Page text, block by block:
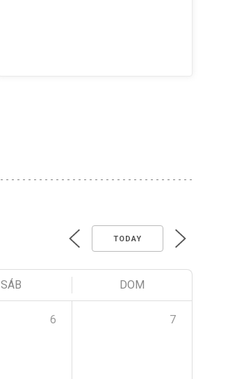
TODAY
SÁB DOM
6 7